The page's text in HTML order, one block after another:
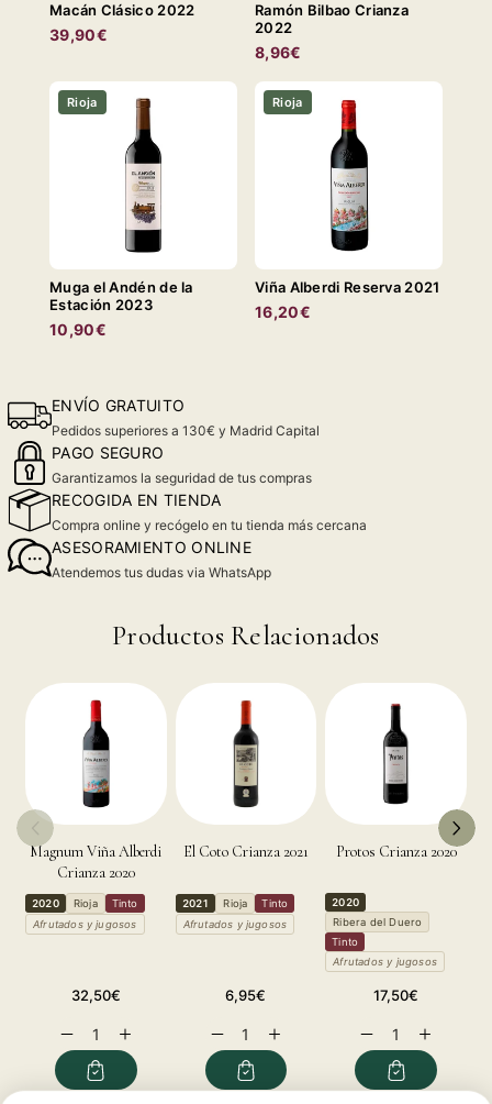
Macán Clásico 2022
39,90€
Ramón Bilbao Crianza
2022
8,96€
Rioja
Muga el Andén de la
Estación 2023
10,90€
Rioja
Viña Alberdi Reserva 2021
16,20€
ENVÍO GRATUITO
Pedidos superiores a 130€ y Madrid Capital
PAGO SEGURO
Garantizamos la seguridad de tus compras
RECOGIDA EN TIENDA
Compra online y recógelo en tu tienda más cercana
ASESORAMIENTO ONLINE
Atendemos tus dudas via WhatsApp
Productos Relacionados
Magnum Viña Alberdi
Crianza 2020
2020 Rioja
Tinto
Afrutados y jugosos
Precio
32,50€
Reducir
cantidad
para
Alcorta
Aumentar
cantidad
para
Alcorta
El Coto Crianza 2021
2021 Rioja
Tinto
Afrutados y jugosos
Precio
6,95€
Reducir
cantidad
para
Alcorta
Aumentar
cantidad
para
Alcorta
Protos Crianza 2020
2020
Ribera del Duero
Tinto
Afrutados y jugosos
Precio
17,50€
Reducir
cantidad
para
Alcorta
Aumentar
cantidad
para
Alcorta